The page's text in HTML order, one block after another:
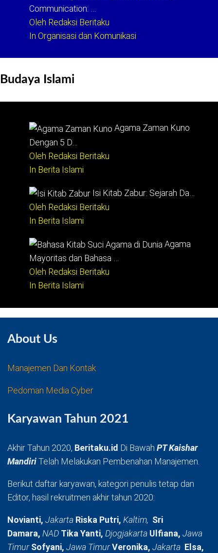
Communication: …
Oleh Redaksi Beritaku
In Organisasi dan Komunikasi
Budaya Islami
Agama Zaman Kuno
Dengan 5 D…
Oleh Redaksi Beritaku
In Berita Islami
Isi Kitab Zabur: Sejarah Da…
Oleh Redaksi Beritaku
In Berita Islami
Agama
Mayoritas dan Bahasa …
Oleh Redaksi Beritaku
In Berita Islami
About Us
Manajemen Dan Kontak
Pedoman Media Cyber
Karyawan Tahun 2021
Akhir Tahun 2020, Beritaku.id Di Bawah PT Kaishar
MandiriTelah Melakukan Pembenahan Manajemen.
Berikut daftar karyawan, kategori penulis tetap dan
Editor, hasil rekruitmen akhir tahun 2020:
Novianti, Jakarta Riska Putri, Kaltim, Sri
Damara, NAD Tika Yanti, Djogjakarta Ulfiana, Jawa
TimurSofyani, Jawa TimurVeronika, Jakarta Elsa,